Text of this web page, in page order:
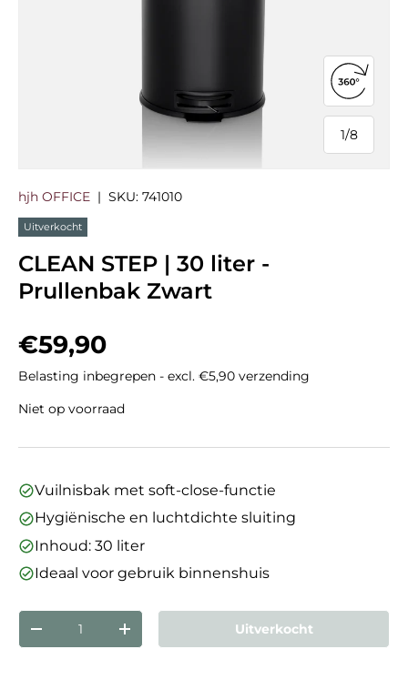
1/
van
8
360°-
hjh OFFICE | SKU: 741010
Uitverkocht
CLEAN STEP | 30 liter -
Prullenbak Zwart
Reguliere prijs
€59,90
Belasting inbegrepen - excl. €5,90 verzending
Niet op voorraad
Vuilnisbak met soft-close-functie
Hygiënische en luchtdichte sluiting
Inhoud: 30 liter
Ideaal voor gebruik binnenshuis
Aantal
Verlaag de hoeveelheidVerhoog de hoeveelheid
Uitverkocht